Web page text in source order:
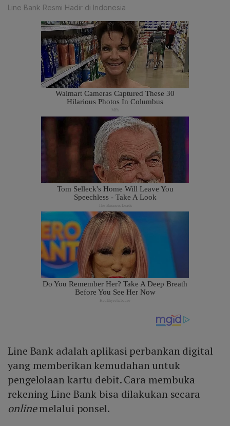
Line Bank Resmi Hadir di Indonesia
Line Bank adalah aplikasi perbankan digital
yang memberikan kemudahan untuk
pengelolaan kartu debit. Cara membuka
rekening Line Bank bisa dilakukan secara
onlinemelalui ponsel.